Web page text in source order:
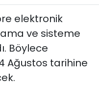
elektronik
ve sisteme
Böylece
Ağustos tarihine